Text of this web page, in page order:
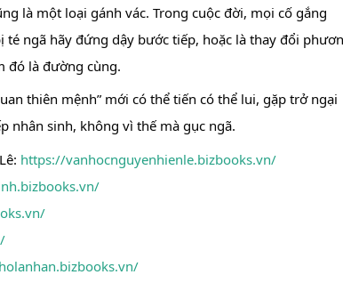
là một loại gánh vác. Trong cuộc đời, mọi cố gắng
ngã hãy đứng dậy bước tiếp, hoặc là thay đổi
đó là đường cùng.
thiên mệnh” mới có thể tiến có thể lui, gặp trở ngại
nhân sinh, không vì thế mà gục ngã.
https://vanhocnguyenhienle.bizbooks.vn/